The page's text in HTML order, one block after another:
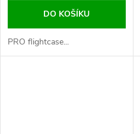
DO KOŠÍKU
PRO flightcase...